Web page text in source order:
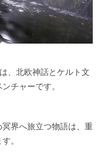
、北欧神話とケルト文
チャーです。
界へ旅立つ物語は、重
。